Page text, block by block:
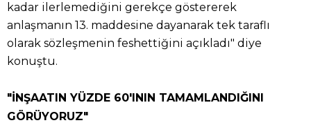
kadar ilerlemediğini gerekçe göstererek
anlaşmanın 13. maddesine dayanarak tek taraflı
olarak sözleşmenin feshettiğini açıkladı" diye
konuştu.
"İNŞAATIN YÜZDE 60'ININ TAMAMLANDIĞINI
GÖRÜYORUZ"